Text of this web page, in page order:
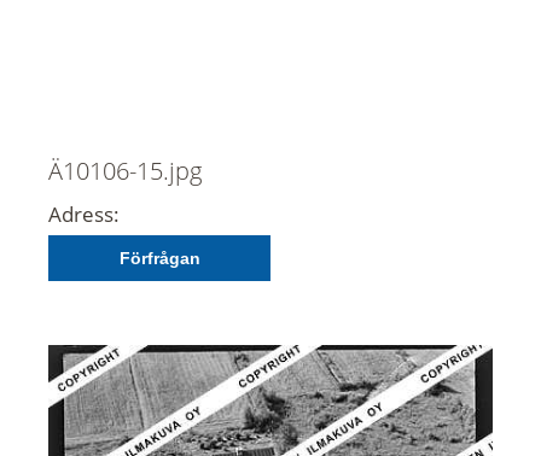
Ä10106-15.jpg
Adress:
Förfrågan